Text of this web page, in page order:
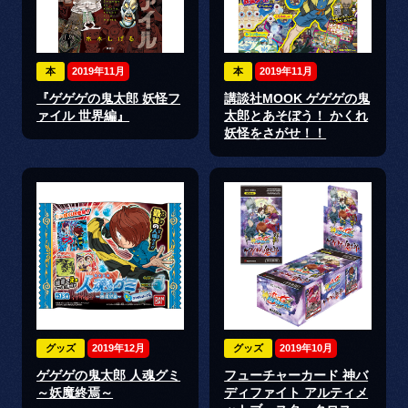
本 2019年11月
『ゲゲゲの鬼太郎 妖怪フ
ァイル 世界編』
本 2019年11月
講談社MOOK ゲゲゲの鬼
太郎とあそぼう！ かくれ
妖怪をさがせ！！
グッズ 2019年12月
ゲゲゲの鬼太郎 人魂グミ
～妖魔終焉～
グッズ 2019年10月
フューチャーカード 神バ
ディファイト アルティメ